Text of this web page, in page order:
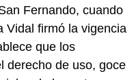
Fernando, cuando
Vidal firmó la vigencia
que los
derecho de uso, goce